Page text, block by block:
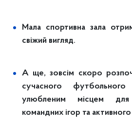
Мала спортивна зала
свіжий вигляд.
А ще, зовсім скоро
сучасного
улюбленим місцем
командних ігор та